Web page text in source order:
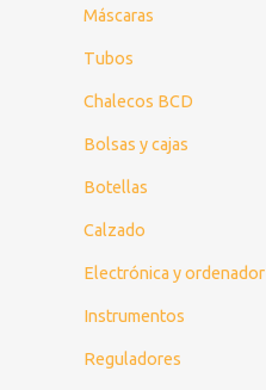
Máscaras
Tubos
Chalecos BCD
Bolsas y cajas
Botellas
Calzado
Electrónica y ordenador
Instrumentos
Reguladores